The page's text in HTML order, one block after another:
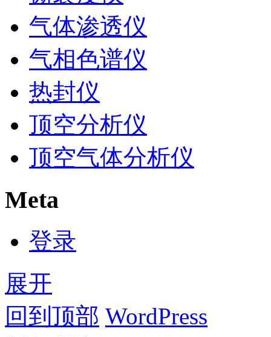
气体渗透仪
气相色谱仪
热封仪
顶空分析仪
顶空气体分析仪
Meta
登录
展开
回到顶部 WordPress